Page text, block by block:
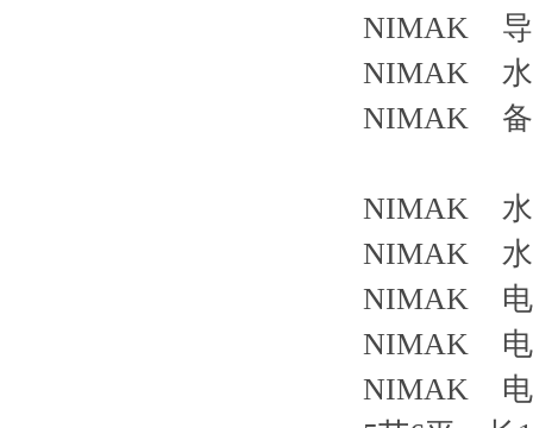
NIMAK
NIMAK
NIMAK 备
NIMAK
NIMAK
NIMAK
NIMAK
NIMAK 电